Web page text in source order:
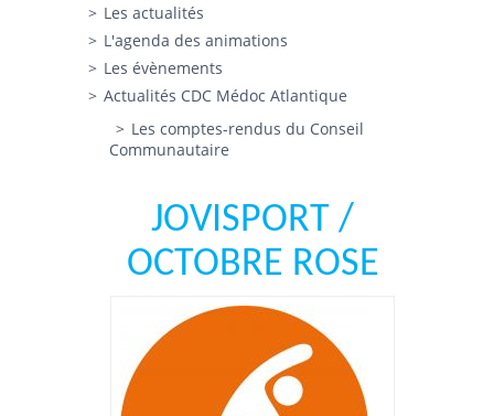
Les actualités
L'agenda des animations
Les évènements
Actualités CDC Médoc Atlantique
Les comptes-rendus du Conseil
Communautaire
JOVISPORT /
OCTOBRE ROSE